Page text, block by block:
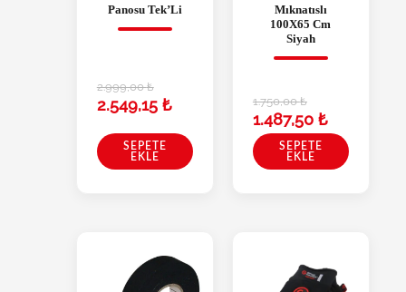
Panosu Tek’Li
2.999,00₺
2.549,15 ₺
SEPETE
EKLE
Mıknatıslı
100X65 Cm
Siyah
1.750,00₺
1.487,50 ₺
SEPETE
EKLE